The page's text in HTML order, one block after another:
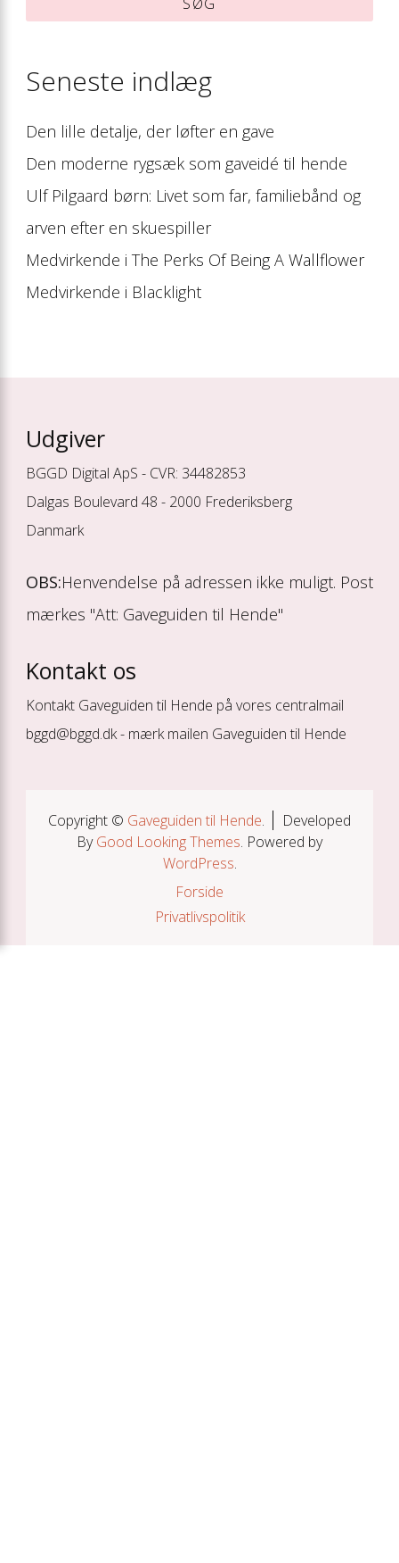
Seneste indlæg
Den lille detalje, der løfter en gave
Den moderne rygsæk som gaveidé til hende
Ulf Pilgaard børn: Livet som far, familiebånd og
arven efter en skuespiller
Medvirkende i The Perks Of Being A Wallflower
Medvirkende i Blacklight
Udgiver
BGGD Digital ApS - CVR: 34482853
Dalgas Boulevard 48 - 2000 Frederiksberg
Danmark
OBS:Henvendelse på adressen ikke muligt. Post
mærkes "Att: Gaveguiden til Hende"
Kontakt os
Kontakt Gaveguiden til Hende på vores centralmail
bggd@bggd.dk- mærk mailen Gaveguiden til Hende
Copyright © Gaveguiden til Hende.
Developed
ByGood Looking Themes. Powered by
WordPress.
Forside
Privatlivspolitik